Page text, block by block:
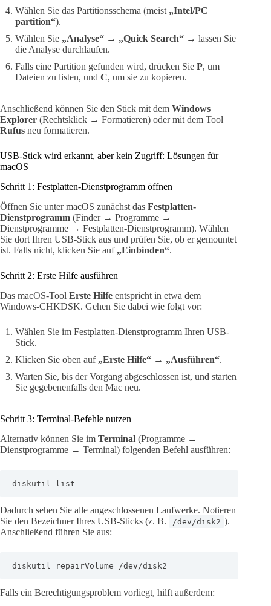
Wählen Sie das Partitionsschema (meist „Intel/PC
partition“).
Wählen Sie „Analyse“ → „Quick Search“ → lassen Sie
die Analyse durchlaufen.
Falls eine Partition gefunden wird, drücken Sie P, um
Dateien zu listen, und C, um sie zu kopieren.
Anschließend können Sie den Stick mit dem Windows
Explorer (Rechtsklick → Formatieren) oder mit dem Tool
Rufus neu formatieren.
USB-Stick wird erkannt, aber kein Zugriff: Lösungen für
macOS
Schritt 1: Festplatten-Dienstprogramm öffnen
Öffnen Sie unter macOS zunächst das Festplatten-
Dienstprogramm (Finder → Programme →
Dienstprogramme → Festplatten-Dienstprogramm). Wählen
Sie dort Ihren USB-Stick aus und prüfen Sie, ob er gemountet
ist. Falls nicht, klicken Sie auf „Einbinden“.
Schritt 2: Erste Hilfe ausführen
Das macOS-Tool Erste Hilfe entspricht in etwa dem
Windows-CHKDSK. Gehen Sie dabei wie folgt vor:
Wählen Sie im Festplatten-Dienstprogramm Ihren USB-
Stick.
Klicken Sie oben auf „Erste Hilfe“ → „Ausführen“.
Warten Sie, bis der Vorgang abgeschlossen ist, und starten
Sie gegebenenfalls den Mac neu.
Schritt 3: Terminal-Befehle nutzen
Alternativ können Sie im Terminal (Programme →
Dienstprogramme → Terminal) folgenden Befehl ausführen:
diskutil list
Dadurch sehen Sie alle angeschlossenen Laufwerke. Notieren
Sie den Bezeichner Ihres USB-Sticks (z. B.
/dev/disk2 ).
Anschließend führen Sie aus:
diskutil repairVolume /dev/disk2
Falls ein Berechtigungsproblem vorliegt, hilft außerdem: